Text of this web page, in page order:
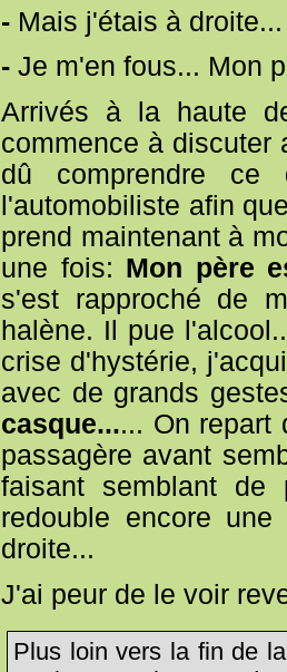
- Mais j'étais à droite...
- Je m'en fous... Mon
Arrivés à la haute
commence à discuter
dû comprendre
l'automobiliste afin
prend maintenant à
une fois: Mon père
s'est rapproché de
halène. Il pue
crise d'hystérie,
avec de grands
casque...... On repart
passagère avant
faisant semblant
redouble encore
droite...
J'ai peur de le voir
Plus loin vers la fin de